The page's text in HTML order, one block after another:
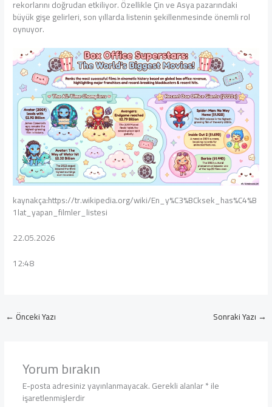
rekorlarını doğrudan etkiliyor. Özellikle Çin ve Asya pazarındaki
büyük gişe gelirleri, son yıllarda listenin şekillenmesinde önemli rol
oynuyor.
kaynakça:https://tr.wikipedia.org/wiki/En_y%C3%BCksek_has%C4%B
1lat_yapan_filmler_listesi
22.05.2026
12:48
← Önceki Yazı Sonraki Yazı →
Yorum bırakın
E-posta adresiniz yayınlanmayacak.Gerekli alanlar*ile
işaretlenmişlerdir